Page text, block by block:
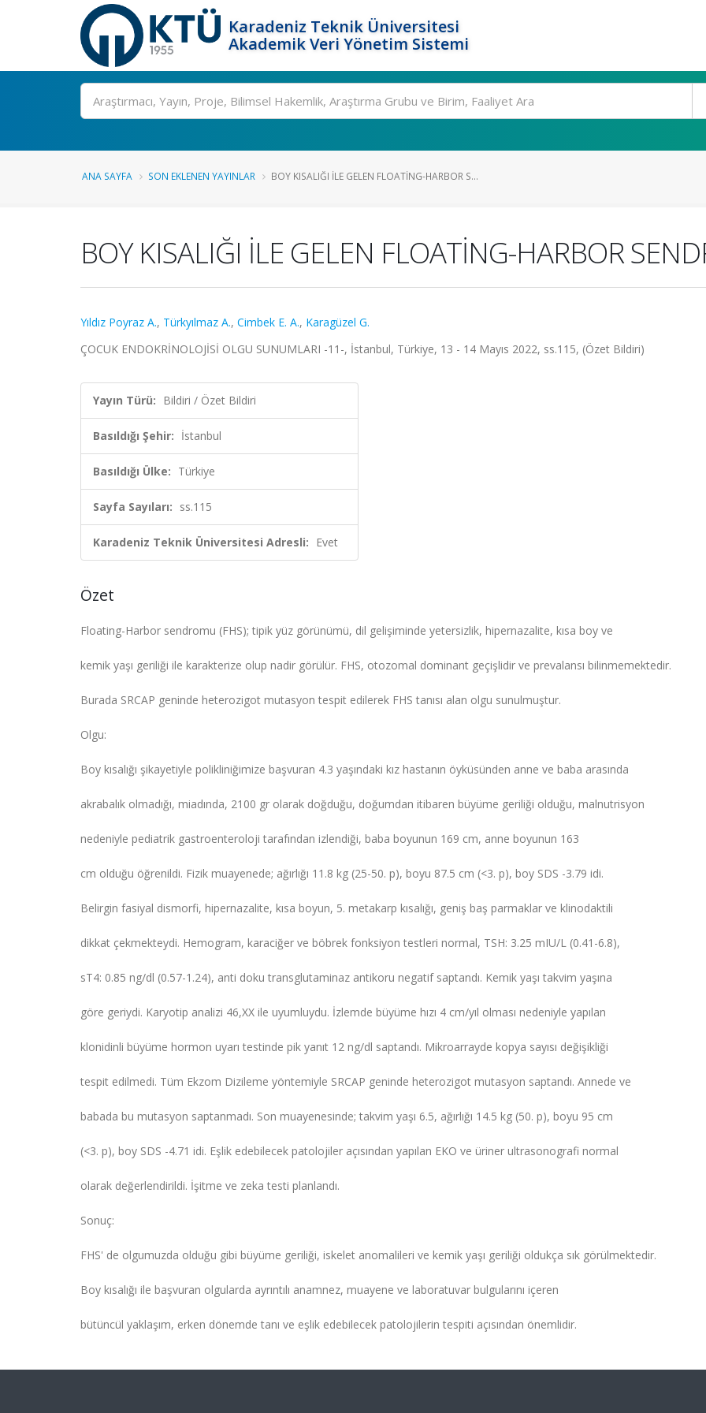
Karadeniz Teknik Üniversitesi
Akademik Veri Yönetim Sistemi
Ara
ANA SAYFA SON EKLENEN YAYINLAR BOY KISALIĞI İLE GELEN FLOATİNG-HARBOR S...
BOY KISALIĞI İLE GELEN FLOATİNG-HARBOR
Yıldız Poyraz A., Türkyılmaz A., Cimbek E. A., Karagüzel G.
ÇOCUK ENDOKRİNOLOJİSİ OLGU SUNUMLARI -11-, İstanbul, Türkiye, 13 - 14 Mayıs 2022, ss.115, (Özet Bildiri)
Yayın Türü: Bildiri / Özet Bildiri
Basıldığı Şehir: İstanbul
Basıldığı Ülke: Türkiye
Sayfa Sayıları: ss.115
Karadeniz Teknik Üniversitesi Adresli: Evet
Özet
Floating-Harbor sendromu (FHS); tipik yüz görünümü, dil gelişiminde yetersizlik, hipernazalite, kısa boy ve
kemik yaşı geriliği ile karakterize olup nadir görülür. FHS, otozomal dominant geçişlidir ve prevalansı bilinmemektedir.
Burada SRCAP geninde heterozigot mutasyon tespit edilerek FHS tanısı alan olgu sunulmuştur.
Olgu:
Boy kısalığı şikayetiyle polikliniğimize başvuran 4.3 yaşındaki kız hastanın öyküsünden anne ve baba arasında
akrabalık olmadığı, miadında, 2100 gr olarak doğduğu, doğumdan itibaren büyüme geriliği olduğu, malnutrisyon
nedeniyle pediatrik gastroenteroloji tarafından izlendiği, baba boyunun 169 cm, anne boyunun 163
cm olduğu öğrenildi. Fizik muayenede; ağırlığı 11.8 kg (25-50. p), boyu 87.5 cm (<3. p), boy SDS -3.79 idi.
Belirgin fasiyal dismorfi, hipernazalite, kısa boyun, 5. metakarp kısalığı, geniş baş parmaklar ve klinodaktili
dikkat çekmekteydi. Hemogram, karaciğer ve böbrek fonksiyon testleri normal, TSH: 3.25 mIU/L (0.41-6.8),
sT4: 0.85 ng/dl (0.57-1.24), anti doku transglutaminaz antikoru negatif saptandı. Kemik yaşı takvim yaşına
göre geriydi. Karyotip analizi 46,XX ile uyumluydu. İzlemde büyüme hızı 4 cm/yıl olması nedeniyle yapılan
klonidinli büyüme hormon uyarı testinde pik yanıt 12 ng/dl saptandı. Mikroarrayde kopya sayısı değişikliği
tespit edilmedi. Tüm Ekzom Dizileme yöntemiyle SRCAP geninde heterozigot mutasyon saptandı. Annede ve
babada bu mutasyon saptanmadı. Son muayenesinde; takvim yaşı 6.5, ağırlığı 14.5 kg (50. p), boyu 95 cm
(<3. p), boy SDS -4.71 idi. Eşlik edebilecek patolojiler açısından yapılan EKO ve üriner ultrasonografi normal
olarak değerlendirildi. İşitme ve zeka testi planlandı.
Sonuç:
FHS' de olgumuzda olduğu gibi büyüme geriliği, iskelet anomalileri ve kemik yaşı geriliği oldukça sık görülmektedir.
Boy kısalığı ile başvuran olgularda ayrıntılı anamnez, muayene ve laboratuvar bulgularını içeren
bütüncül yaklaşım, erken dönemde tanı ve eşlik edebilecek patolojilerin tespiti açısından önemlidir.